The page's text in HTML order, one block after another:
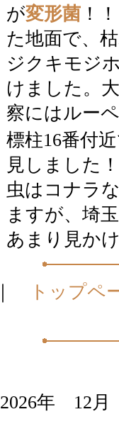
が変形菌 ！
た地面で、
ジクキモジ
けました。
察にはルー
標柱16番付
見しました
虫はコナラ
ますが、埼
あまり見か
トップペ
2026年 12月